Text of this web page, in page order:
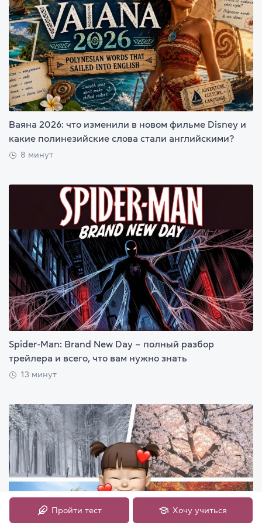
Ваяна 2026: что изменили в новом фильме Disney и
какие полинезийские слова стали английскими?
8 минут
Spider-Man: Brand New Day – полный разбор
трейлера и всего, что вам нужно знать
13 минут
Пройти тест Хочу учиться